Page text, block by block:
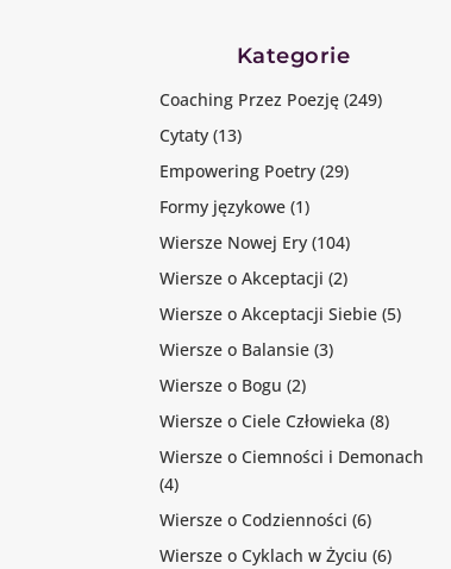
Kategorie
Coaching Przez Poezję (249)
Cytaty (13)
Empowering Poetry (29)
Formy językowe (1)
Wiersze Nowej Ery (104)
Wiersze o Akceptacji (2)
Wiersze o Akceptacji Siebie (5)
Wiersze o Balansie (3)
Wiersze o Bogu (2)
Wiersze o Ciele Człowieka (8)
Wiersze o Ciemności i Demonach
(4)
Wiersze o Codzienności (6)
Wiersze o Cyklach w Życiu (6)